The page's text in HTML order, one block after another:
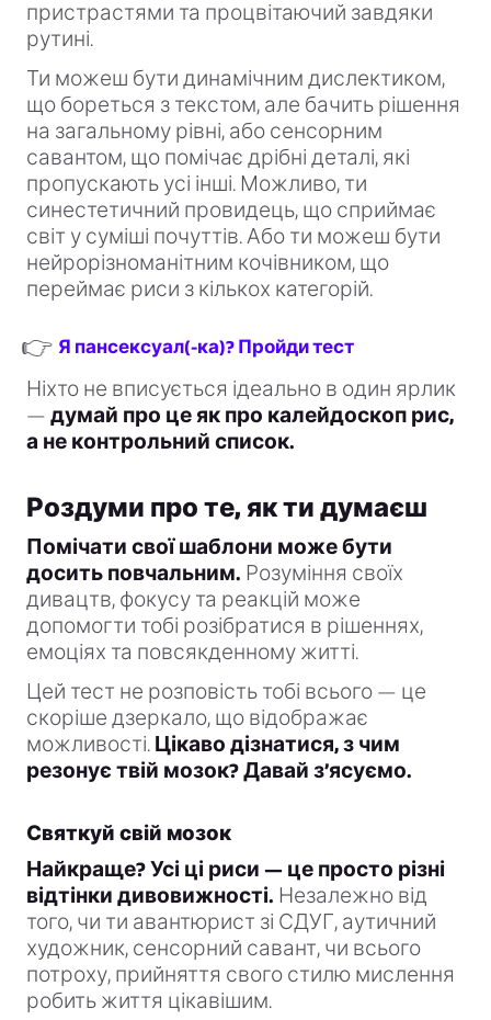
пристрастями та процвітаючий завдяки
рутині.
Ти можеш бути динамічним дислектиком,
що бореться з текстом, але бачить рішення
на загальному рівні, або сенсорним
савантом, що помічає дрібні деталі, які
пропускають усі інші. Можливо, ти
синестетичний провидець, що сприймає
світ у суміші почуттів. Або ти можеш бути
нейрорізноманітним кочівником, що
переймає риси з кількох категорій.
👉 Я пансексуал(-ка)? Пройди тест
Ніхто не вписується ідеально в один ярлик
— думай про це як про калейдоскоп рис,
а не контрольний список.
Роздуми про те, як ти думаєш
Помічати свої шаблони може бути
досить повчальним. Розуміння своїх
дивацтв, фокусу та реакцій може
допомогти тобі розібратися в рішеннях,
емоціях та повсякденному житті.
Цей тест не розповість тобі всього — це
скоріше дзеркало, що відображає
можливості. Цікаво дізнатися, з чим
резонує твій мозок? Давай з’ясуємо.
Святкуй свій мозок
Найкраще? Усі ці риси — це просто різні
відтінки дивовижності. Незалежно від
того, чи ти авантюрист зі СДУГ, аутичний
художник, сенсорний савант, чи всього
потроху, прийняття свого стилю мислення
робить життя цікавішим.